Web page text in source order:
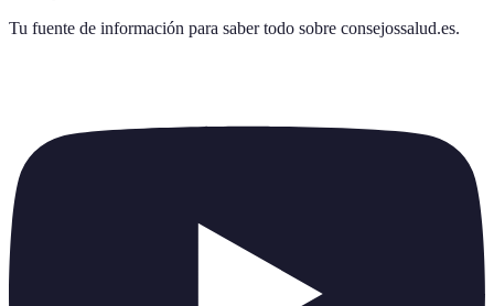
Tu fuente de información para saber todo sobre consejossalud.es.